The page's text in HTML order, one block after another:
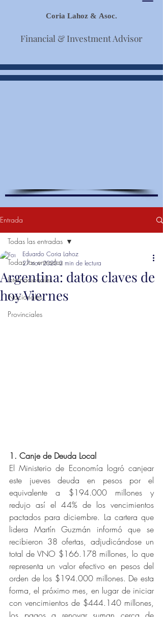
Coria Lahoz & Asoc.
Financial & Investment Advisor
Entrada
Todas las entradas
Internacionales
Nacionales
Provinciales
Todas las entradas
Argentina: datos claves de
hoy Viernes
Eduardo Coria Lahoz
27 nov 2020 2 min de lectura
1. Canje de Deuda Local
El Ministerio de Economía logró canjear
este jueves deuda en pesos por el
equivalente a $194.000 millones y
redujo así el 44% de los vencimientos
pactados para diciembre. La cartera que
lidera Martín Guzmán informó que se
recibieron 38 ofertas, adjudicándose un
total de VNO $166.178 millones, lo que
representa un valor efectivo en pesos del
orden de los $194.000 millones. De esta
forma, el próximo mes, en lugar de iniciar
con vencimientos de $444.140 millones,